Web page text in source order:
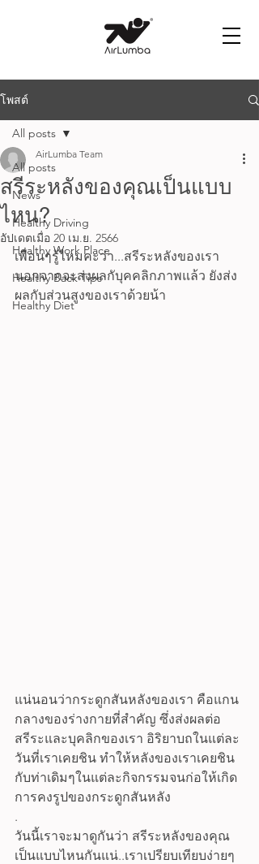
โพสต์
All posts
News
Healthy Driving
Healthy Work Place
Healthy Back Tips
Healthy Diet
All posts
สรีระหลังของคุณเป็นแบบ
ไหน?
AirLumba Team
อัปเดตเมื่อ 20 เม.ย. 2566
เพื่อนๆรู้ไหมคะว่า...สรีระหลังของเรา
นอกจากจะส่งผลกับุคคลิกภาพแล้ว ยังส่ง
ผลกับส่วนสูงของเราด้วยน้า
แน่นอนว่ากระดูกสันหลังของเรา คือแกน
กลางของร่างกายที่สำคัญ ซึ่งส่งผลต่อ
สรีระและบุคลิกของเรา อิริยาบถในแต่ละ
วันที่เราเคยชิน ทําให้หลังของเราเคยชิน
กับท่าเดิมๆในแต่ละกิจกรรมจนก่อให้เกิด
การคงรูปของกระดูกสันหลัง
.
วันนี้เราจะมาดูกันว่า สรีระหลังของคุณ
เป็นแบบไหนกันแน่..เราเปรียบเทียบง่ายๆ